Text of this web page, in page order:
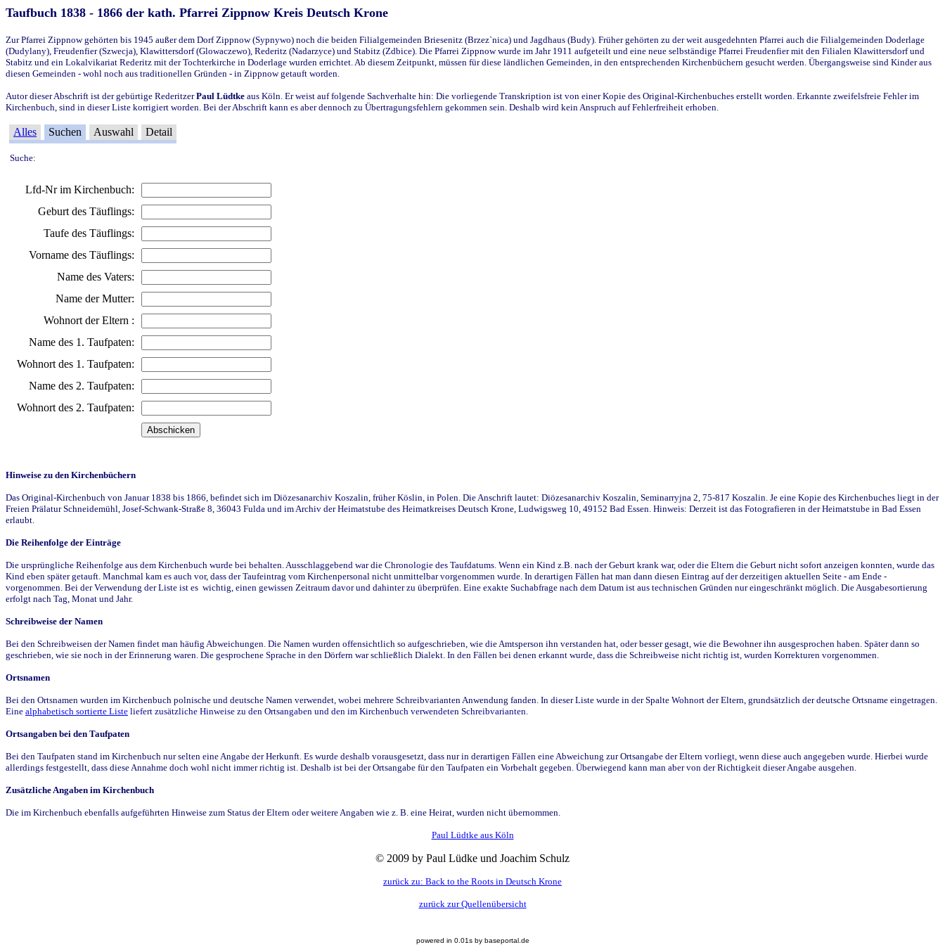
Taufbuch 1838 - 1866 der kath. Pfarrei Zippnow Kreis Deutsch Krone
Zur Pfarrei Zippnow gehörten bis 1945 außer dem Dorf Zippnow (Sypnywo) noch die beiden Filialgemeinden Briesenitz (Brzez`nica) und Jagdhaus (Budy). Früher gehörten zu der weit ausgedehnten Pfarrei auch die Filialgemeinden Doderlage
(Dudylany), Freudenfier (Szwecja), Klawittersdorf (Glowaczewo), Rederitz (Nadarzyce) und Stabitz (Zdbice). Die Pfarrei Zippnow wurde im Jahr 1911 aufgeteilt und eine neue selbständige Pfarrei Freudenfier mit den Filialen Klawittersdorf und
Stabitz und ein Lokalvikariat Rederitz mit der Tochterkirche in Doderlage wurden errichtet. Ab diesem Zeitpunkt, müssen für diese ländlichen Gemeinden, in den entsprechenden Kirchenbüchern gesucht werden. Übergangsweise sind Kinder aus
diesen Gemeinden - wohl noch aus traditionellen Gründen - in Zippnow getauft worden.
Autor dieser Abschrift ist der gebürtige RederitzerPaul Lüdtke aus Köln. Er weist auf folgende Sachverhalte hin: Die vorliegende Transkription ist von einer Kopie des Original-Kirchenbuches erstellt worden. Erkannte zweifelsfreie Fehler im
Kirchenbuch, sind in dieser Liste korrigiert worden. Bei der Abschrift kann es aber dennoch zu Übertragungsfehlern gekommen sein. Deshalb wird kein Anspruch auf Fehlerfreiheit erhoben.
Alles Suchen Auswahl Detail
Suche:
Lfd-Nr im Kirchenbuch:
Geburt des Täuflings:
Taufe des Täuflings:
Vorname des Täuflings:
Name des Vaters:
Name der Mutter:
Wohnort der Eltern :
Name des 1. Taufpaten:
Wohnort des 1. Taufpaten:
Name des 2. Taufpaten:
Wohnort des 2. Taufpaten:
Hinweise zu den Kirchenbüchern
Das Original-Kirchenbuch von Januar 1838 bis 1866, befindet sich im Diözesanarchiv Koszalin, früher Köslin, in Polen. Die Anschrift lautet: Diözesanarchiv Koszalin, Seminarryjna 2, 75-817 Koszalin. Je eine Kopie des Kirchenbuches liegt in der
Freien Prälatur Schneidemühl, Josef-Schwank-Straße 8, 36043 Fulda und im Archiv der Heimatstube des Heimatkreises Deutsch Krone, Ludwigsweg 10, 49152 Bad Essen. Hinweis: Derzeit ist das Fotografieren in der Heimatstube in Bad Essen
erlaubt.
Die Reihenfolge der Einträge
Die ursprüngliche Reihenfolge aus dem Kirchenbuch wurde bei behalten. Ausschlaggebend war die Chronologie des Taufdatums. Wenn ein Kind z.B. nach der Geburt krank war, oder die Eltern die Geburt nicht sofort anzeigen konnten, wurde das
Kind eben später getauft. Manchmal kam es auch vor, dass der Taufeintrag vom Kirchenpersonal nicht unmittelbar vorgenommen wurde. In derartigen Fällen hat man dann diesen Eintrag auf der derzeitigen aktuellen Seite - am Ende -
vorgenommen. Bei der Verwendung der Liste ist es wichtig, einen gewissen Zeitraum davor und dahinter zu überprüfen. Eine exakte Suchabfrage nach dem Datum ist aus technischen Gründen nur eingeschränkt möglich. Die Ausgabesortierung
erfolgt nach Tag, Monat und Jahr.
Schreibweise der Namen
Bei den Schreibweisen der Namen findet man häufig Abweichungen. Die Namen wurden offensichtlich so aufgeschrieben, wie die Amtsperson ihn verstanden hat, oder besser gesagt, wie die Bewohner ihn ausgesprochen haben. Später dann so
geschrieben, wie sie noch in der Erinnerung waren. Die gesprochene Sprache in den Dörfern war schließlich Dialekt. In den Fällen bei denen erkannt wurde, dass die Schreibweise nicht richtig ist, wurden Korrekturen vorgenommen.
Ortsnamen
Bei den Ortsnamen wurden im Kirchenbuch polnische und deutsche Namen verwendet, wobei mehrere Schreibvarianten Anwendung fanden. In dieser Liste wurde in der Spalte Wohnort der Eltern, grundsätzlich der deutsche Ortsname eingetragen.
Eine alphabetisch sortierte Liste liefert zusätzliche Hinweise zu den Ortsangaben und den im Kirchenbuch verwendeten Schreibvarianten.
Ortsangaben bei den Taufpaten
Bei den Taufpaten stand im Kirchenbuch nur selten eine Angabe der Herkunft. Es wurde deshalb vorausgesetzt, dass nur in derartigen Fällen eine Abweichung zur Ortsangabe der Eltern vorliegt, wenn diese auch angegeben wurde. Hierbei wurde
allerdings festgestellt, dass diese Annahme doch wohl nicht immer richtig ist. Deshalb ist bei der Ortsangabe für den Taufpaten ein Vorbehalt gegeben. Überwiegend kann man aber von der Richtigkeit dieser Angabe ausgehen.
Zusätzliche Angaben im Kirchenbuch
Die im Kirchenbuch ebenfalls aufgeführten Hinweise zum Status der Eltern oder weitere Angaben wie z. B. eine Heirat, wurden nicht übernommen.
Paul Lüdtke aus Köln
© 2009 by Paul Lüdke und Joachim Schulz
zurück zu: Back to the Roots in Deutsch Krone
zurück zur Quellenübersicht
powered in 0.01s by baseportal.de